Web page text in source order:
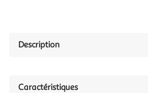
Description
Caractéristiques